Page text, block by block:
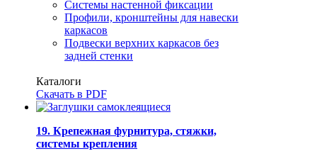
Системы настенной фиксации
Профили, кронштейны для навески
каркасов
Подвески верхних каркасов без
задней стенки
Каталоги
Скачать в PDF
19. Крепежная фурнитура, стяжки,
системы крепления